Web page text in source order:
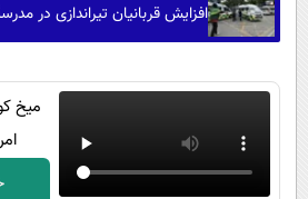
افزایش قربانیان تیراندازی در
میخ